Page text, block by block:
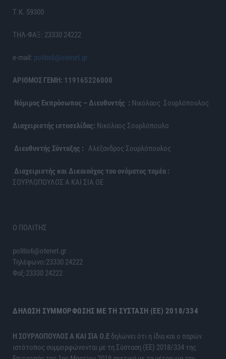
Τ.Κ. 59300
ΤΗΛ-ΦΑΞ: 23330 24222
e-mail: politis6@otenet.gr
ΑΡΙΘΜΟΣ ΓΕΜΗ: 119165226000
Νόμιμος Εκπρόσωπος – Διευθυντής : Νικόλαος Σουρλόπουλος
Διαχειριστής ιστοσελίδας: Νικόλαος Σουρλόπουλο
Διευθυντής Σύνταξης : Αλέξανδρος Σουρλόπουλος
Διαχειριστής και Δικαιούχος του ονόματος τομέα :
ΣΟΥΡΛΟΠΟΥΛΟΣ Α ΚΑΙ ΣΙΑ ΟΕ
Ο ΠΟΛΙΤΗΣ
politis6@otenet.gr
Τηλέφωνο:23330 24222
Φαξ:23330 24222
ΔΉΛΩΣΗ ΣΥΜΜΌΡΦΩΣΗΣ ΜΕ ΤΗ ΣΎΣΤΑΣΗ (ΕΕ) 2018/334
H ΣΟΥΡΛΟΠΟΥΛΟΣ Α ΚΑΙ ΣΙΑ Ο.Ε δηλώνει ότι η ίδια και ο παρών
ιστότοπος συμμορφώνονται με τη Σύσταση (ΕΕ) 2018/334 της